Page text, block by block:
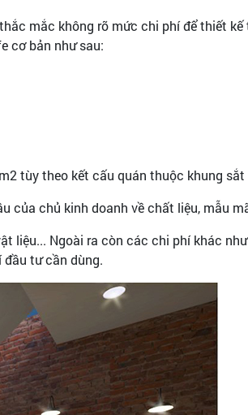
mắc không rõ mức chi phí để thiết
cơ bản như sau:
tùy theo kết cấu quán thuộc khung sắt
của chủ kinh doanh về chất liệu, mẫu
liệu... Ngoài ra còn các chi phí khác
tư cần dùng.